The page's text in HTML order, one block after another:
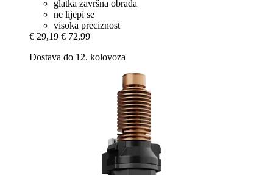
glatka završna obrada
ne lijepi se
visoka preciznost
€ 29,19 € 72,99
Dostava do 12. kolovoza